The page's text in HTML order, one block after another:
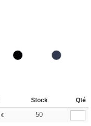
Stock Qté
€ 50